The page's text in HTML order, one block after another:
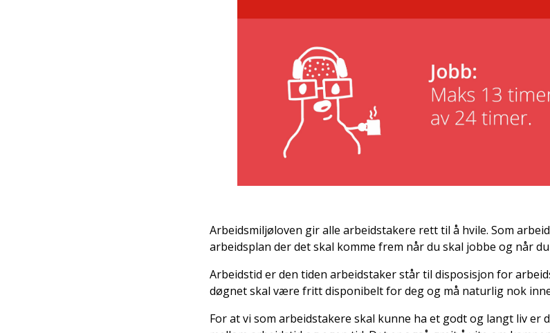
Arbeidsmiljøloven gir alle arbeidstakere rett til å hvile. Som
arbeidsplan der det skal komme frem når du skal jobbe og når
Arbeidstid er den tiden arbeidstaker står til disposisjon for
døgnet skal være fritt disponibelt for deg og må naturlig nok
For at vi som arbeidstakere skal kunne ha et godt og langt liv er